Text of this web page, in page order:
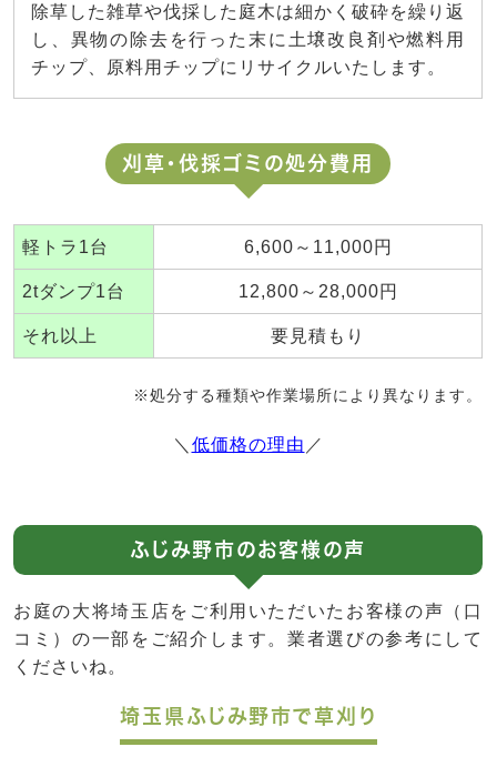
除草した雑草や伐採した庭木は細かく破砕を繰り返
し、異物の除去を行った末に土壌改良剤や燃料用
チップ、原料用チップにリサイクルいたします。
刈草・伐採ゴミの処分費用
軽トラ1台 6,600～11,000円
2tダンプ1台 12,800～28,000円
それ以上 要見積もり
※処分する種類や作業場所により異なります。
＼ 低価格の理由 ／
ふじみ野市のお客様の声
お庭の大将埼玉店をご利用いただいたお客様の声（口
コミ）の一部をご紹介します。業者選びの参考にして
くださいね。
埼玉県ふじみ野市で草刈り